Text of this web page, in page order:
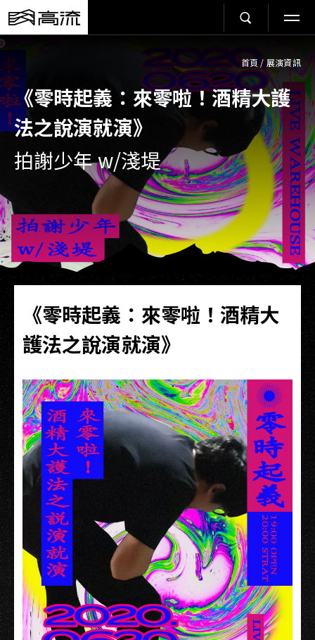
首頁/展演資訊
《零時起義：來零啦！酒精大護
法之說演就演》
拍謝少年 w/淺堤
《零時起義：來零啦！酒精大
護法之說演就演》